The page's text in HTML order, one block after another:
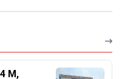
M,